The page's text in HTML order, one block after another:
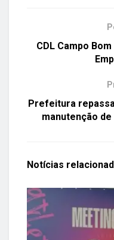
CDL Campo
Prefeitura repassa
manutenção
Notícias